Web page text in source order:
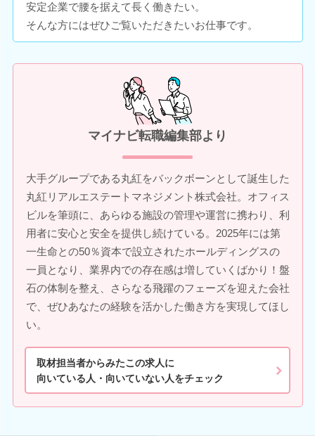
安定企業で腰を据えて長く働きたい。
そんな方にはぜひご覧いただきたいお仕事です。
マイナビ転職編集部より
大手グループである丸紅をバックボーンとして誕生した
丸紅リアルエステートマネジメント株式会社。オフィス
ビルを筆頭に、あらゆる施設の管理や運営に携わり、利
用者に安心と安全を提供し続けている。2025年には第
一生命との50％資本で設立されたホールディングスの
一員となり、業界内での存在感は増していくばかり！盤
石の体制を整え、さらなる飛躍のフェーズを迎えた会社
で、ぜひあなたの経験を活かした働き方を実現してほし
い。
取材担当者からみたこの求人に
向いている人・向いていない人をチェック